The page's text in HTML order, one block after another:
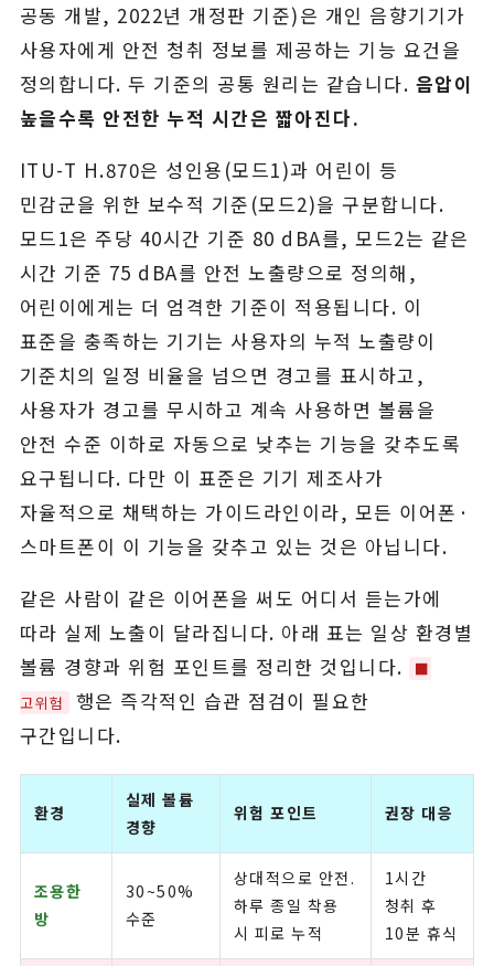
공동 개발, 2022년 개정판 기준)은 개인 음향기기가
사용자에게 안전 청취 정보를 제공하는 기능 요건을
정의합니다. 두 기준의 공통 원리는 같습니다. 음압이
높을수록 안전한 누적 시간은 짧아진다.
ITU-T H.870은 성인용(모드1)과 어린이 등
민감군을 위한 보수적 기준(모드2)을 구분합니다.
모드1은 주당 40시간 기준 80 dBA를, 모드2는 같은
시간 기준 75 dBA를 안전 노출량으로 정의해,
어린이에게는 더 엄격한 기준이 적용됩니다. 이
표준을 충족하는 기기는 사용자의 누적 노출량이
기준치의 일정 비율을 넘으면 경고를 표시하고,
사용자가 경고를 무시하고 계속 사용하면 볼륨을
안전 수준 이하로 자동으로 낮추는 기능을 갖추도록
요구됩니다. 다만 이 표준은 기기 제조사가
자율적으로 채택하는 가이드라인이라, 모든 이어폰·
스마트폰이 이 기능을 갖추고 있는 것은 아닙니다.
같은 사람이 같은 이어폰을 써도 어디서 듣는가에
따라 실제 노출이 달라집니다. 아래 표는 일상 환경별
볼륨 경향과 위험 포인트를 정리한 것입니다.
■
고위험
행은 즉각적인 습관 점검이 필요한
구간입니다.
환경
실제 볼륨
경향
위험 포인트 권장 대응
조용한
방
30~50%
수준
상대적으로 안전.
하루 종일 착용
시 피로 누적
1시간
청취 후
10분 휴식